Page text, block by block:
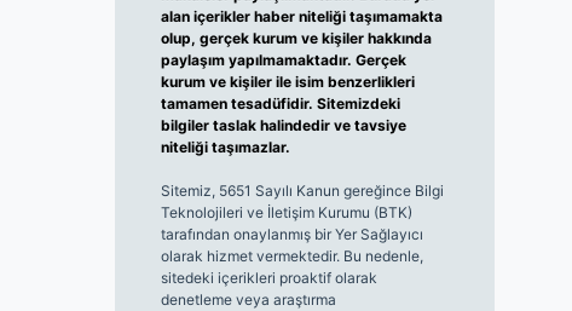
alan içerikler haber niteliği taşımamakta
olup, gerçek kurum ve kişiler hakkında
paylaşım yapılmamaktadır. Gerçek
kurum ve kişiler ile isim benzerlikleri
tamamen tesadüfidir. Sitemizdeki
bilgiler taslak halindedir ve tavsiye
niteliği taşımazlar.
Sitemiz, 5651 Sayılı Kanun gereğince Bilgi
Teknolojileri ve İletişim Kurumu (BTK)
tarafından onaylanmış bir Yer Sağlayıcı
olarak hizmet vermektedir. Bu nedenle,
sitedeki içerikleri proaktif olarak
denetleme veya araştırma